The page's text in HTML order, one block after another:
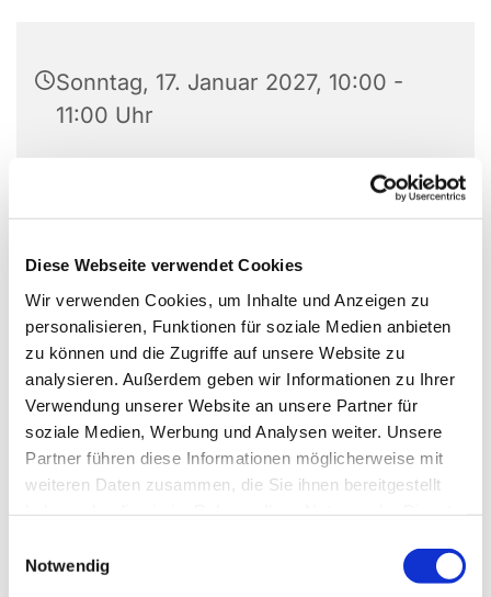
Diese Webseite verwendet Cookies
Wir verwenden Cookies, um Inhalte und Anzeigen zu
personalisieren, Funktionen für soziale Medien anbieten
zu können und die Zugriffe auf unsere Website zu
analysieren. Außerdem geben wir Informationen zu Ihrer
Verwendung unserer Website an unsere Partner für
soziale Medien, Werbung und Analysen weiter. Unsere
Partner führen diese Informationen möglicherweise mit
weiteren Daten zusammen, die Sie ihnen bereitgestellt
Notwendig
Sonntag, 17. Januar 2027, 10:00 -
11:00 Uhr
Christuskirche, Matthias-Claudius-
Pfarrer Dr. Björn Corzilius
Nutzen Sie die Beschreibung, um einen Text zu
Ihrer Veranstaltung zu verfassen. Diese wird
zusammen mit der Veranstaltung auf Ihrer
Internetseite angezeigt.